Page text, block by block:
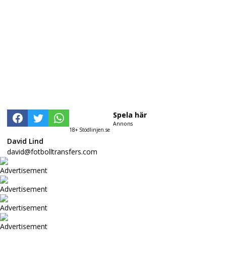
18+ Stödlinjen.se
Spela här
Annons
David Lind
david@fotbolltransfers.com